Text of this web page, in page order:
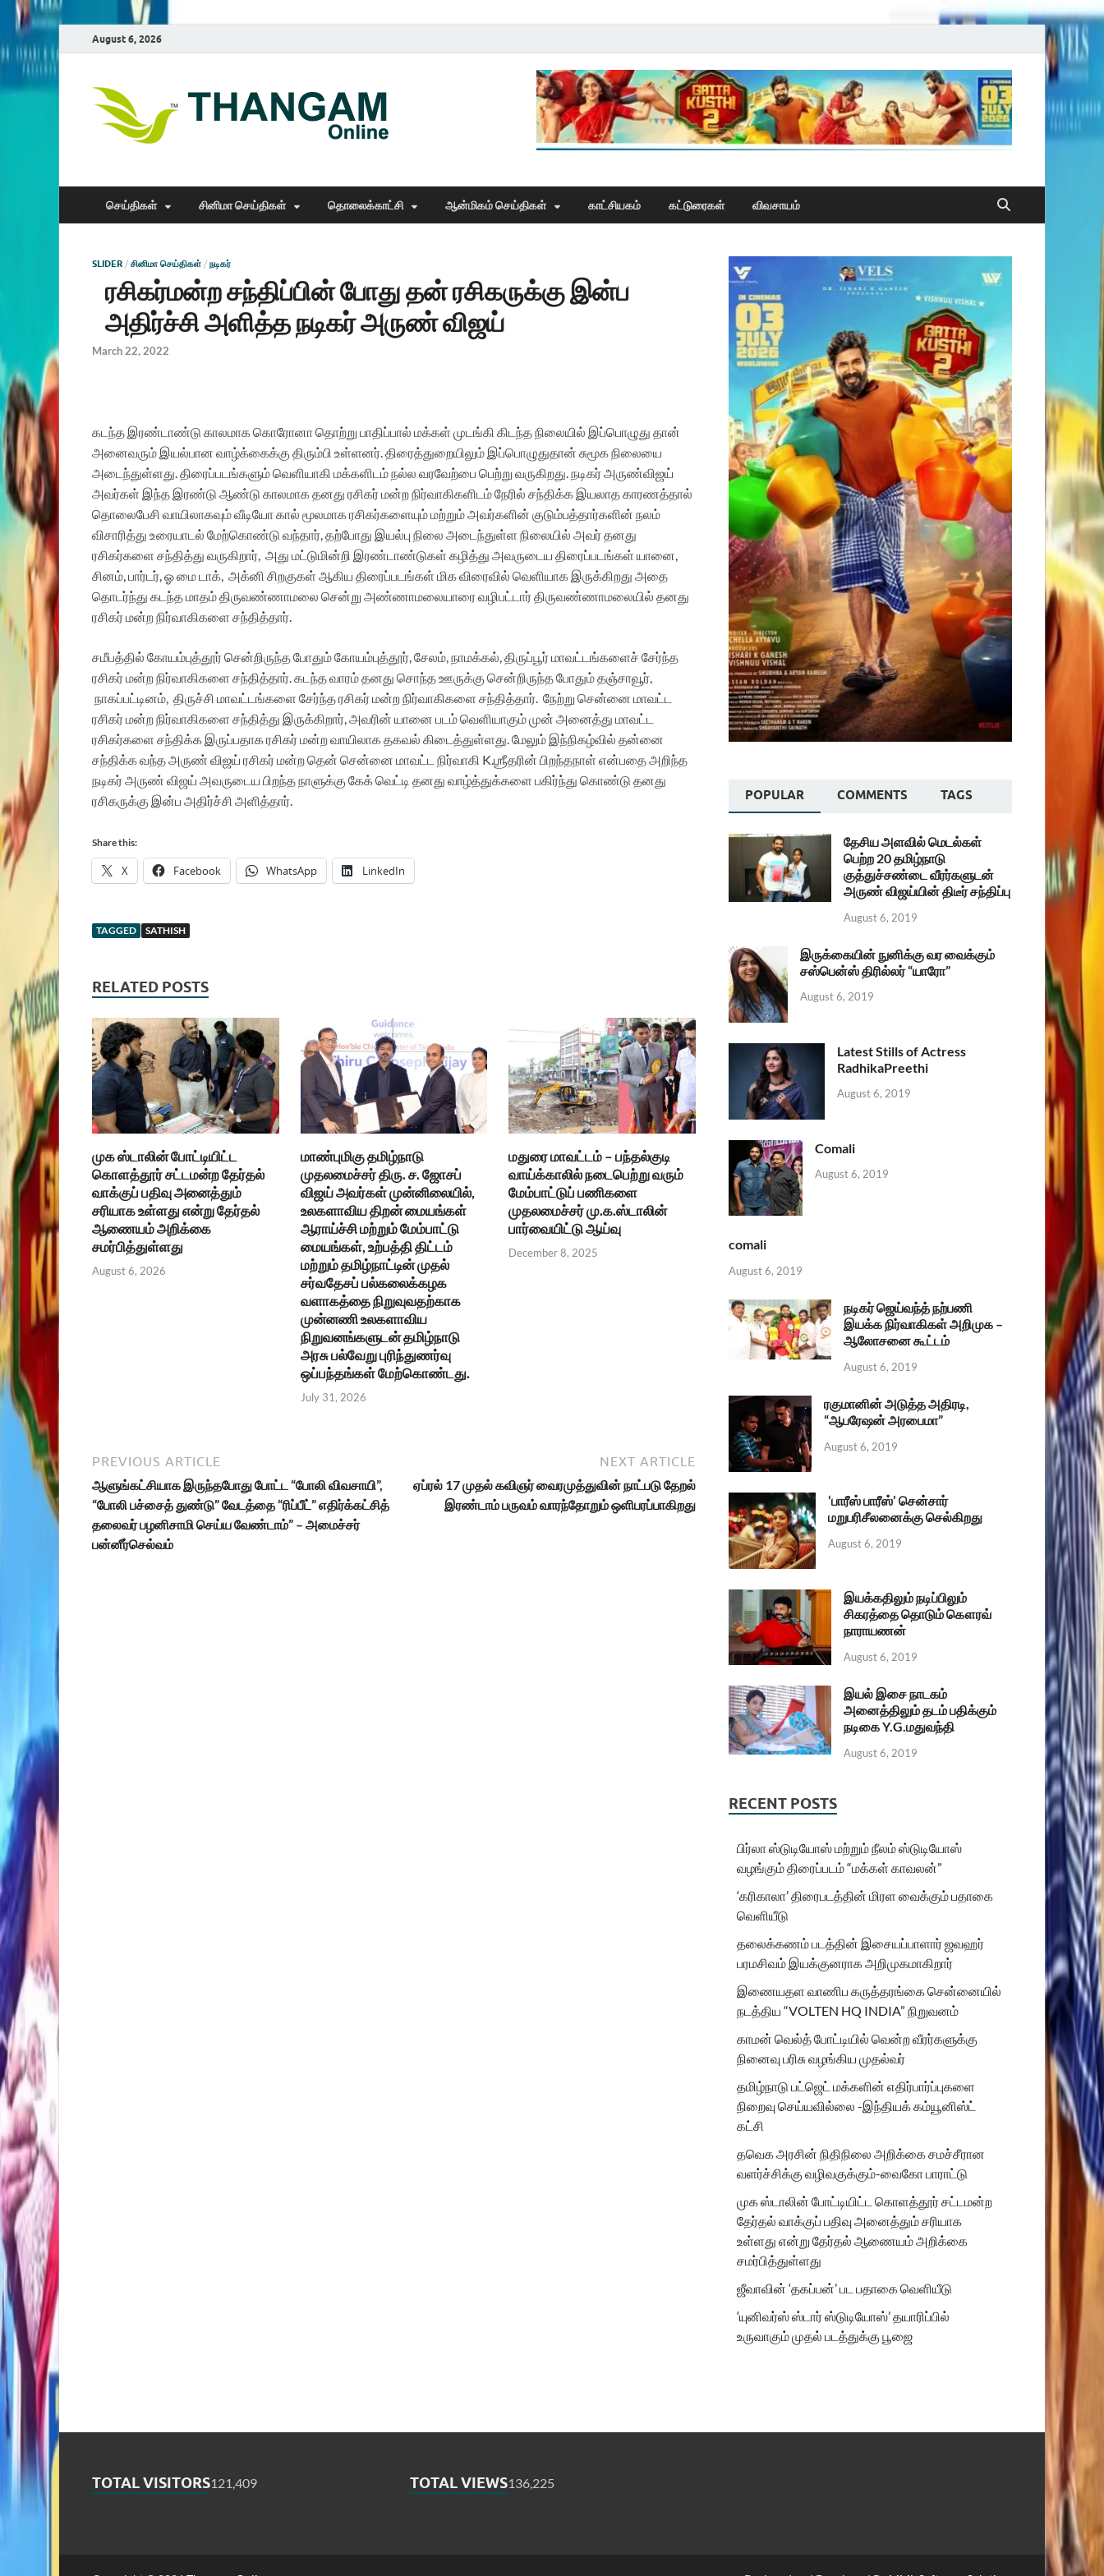
August 6, 2026
Thangam Online
செய்திகள் சினிமா செய்திகள் தொலைக்காட்சி ஆன்மிகம் செய்திகள் காட்சியகம் கட்டுரைகள் விவசாயம்
SLIDER / சினிமா செய்திகள் / நடிகர்
ரசிகர்மன்ற சந்திப்பின் போது தன் ரசிகருக்கு இன்ப
அதிர்ச்சி அளித்த நடிகர் அருண் விஜய்
March 22, 2022
கடந்த இரண்டாண்டு காலமாக கொரோனா தொற்று பாதிப்பால் மக்கள் முடங்கி கிடந்த நிலையில் இப்பொழுது தான்
அனைவரும் இயல்பான வாழ்க்கைக்கு திரும்பி உள்ளனர். திரைத்துறையிலும் இப்பொழுதுதான் சுமூக நிலையை
அடைந்துள்ளது. திரைப்படங்களும் வெளியாகி மக்களிடம் நல்ல வரவேற்பை பெற்று வருகிறது.நடிகர் அருண்விஜய்
அவர்கள் இந்த இரண்டு ஆண்டு காலமாக தனது ரசிகர் மன்ற நிர்வாகிகளிடம் நேரில் சந்திக்க இயலாத காரணத்தால்
தொலைபேசி வாயிலாகவும் வீடியோ கால் மூலமாக ரசிகர்களையும் மற்றும் அவர்களின் குடும்பத்தார்களின் நலம்
விசாரித்து உரையாடல் மேற்கொண்டு வந்தார், தற்போது இயல்பு நிலை அடைந்துள்ள நிலையில் அவர் தனது
ரசிகர்களை சந்தித்து வருகிறார், அது மட்டுமின்றி இரண்டாண்டுகள் கழித்து அவருடைய திரைப்படங்கள் யானை,
சினம், பார்டர், ஓ மை டாக், அக்னி சிறகுகள் ஆகிய திரைப்படங்கள் மிக விரைவில் வெளியாக இருக்கிறது அதை
தொடர்ந்து கடந்த மாதம் திருவண்ணாமலை சென்று அண்ணாமலையாரை வழிபட்டார் திருவண்ணாமலையில் தனது
ரசிகர் மன்ற நிர்வாகிகளை சந்தித்தார்.
சமீபத்தில் கோயம்புத்தூர் சென்றிருந்த போதும் கோயம்புத்தூர், சேலம், நாமக்கல், திருப்பூர் மாவட்டங்களைச் சேர்ந்த
ரசிகர் மன்ற நிர்வாகிகளை சந்தித்தார். கடந்த வாரம் தனது சொந்த ஊருக்கு சென்றிருந்த போதும் தஞ்சாவூர்,
நாகப்பட்டினம், திருச்சி மாவட்டங்களை சேர்ந்த ரசிகர் மன்ற நிர்வாகிகளை சந்தித்தார். நேற்று சென்னை மாவட்ட
ரசிகர் மன்ற நிர்வாகிகளை சந்தித்து இருக்கிறார், அவரின் யானை படம் வெளியாகும் முன் அனைத்து மாவட்ட
ரசிகர்களை சந்திக்க இருப்பதாக ரசிகர் மன்ற வாயிலாக தகவல் கிடைத்துள்ளது. மேலும் இந்நிகழ்வில் தன்னை
சந்திக்க வந்த அருண் விஜய் ரசிகர் மன்ற தென் சென்னை மாவட்ட நிர்வாகி K.ஶ்ரீதரின் பிறந்தநாள் என்பதை அறிந்த
நடிகர் அருண் விஜய் அவருடைய பிறந்த நாளுக்கு கேக் வெட்டி தனது வாழ்த்துக்களை பகிர்ந்து கொண்டு தனது
ரசிகருக்கு இன்ப அதிர்ச்சி அளித்தார்.
Share this:
X Facebook WhatsApp LinkedIn
TAGGED SATHISH
RELATED POSTS
முக ஸ்டாலின் போட்டியிட்ட
கொளத்தூர் சட்டமன்ற தேர்தல்
வாக்குப் பதிவு அனைத்தும்
சரியாக உள்ளது என்று தேர்தல்
ஆணையம் அறிக்கை
சமர்பித்துள்ளது
August 6, 2026
மாண்புமிகு தமிழ்நாடு
முதலமைச்சர் திரு. ச. ஜோசப்
விஜய் அவர்கள் முன்னிலையில்,
உலகளாவிய திறன் மையங்கள்
ஆராய்ச்சி மற்றும் மேம்பாட்டு
மையங்கள், உற்பத்தி திட்டம்
மற்றும் தமிழ்நாட்டின் முதல்
சர்வதேசப் பல்கலைக்கழக
வளாகத்தை நிறுவுவதற்காக
முன்னணி உலகளாவிய
நிறுவனங்களுடன் தமிழ்நாடு
அரசு பல்வேறு புரிந்துணர்வு
ஒப்பந்தங்கள் மேற்கொண்டது.
July 31, 2026
மதுரை மாவட்டம் – பந்தல்குடி
வாய்க்காலில் நடைபெற்று வரும்
மேம்பாட்டுப் பணிகளை
முதலமைச்சர் மு.க.ஸ்டாலின்
பார்வையிட்டு ஆய்வு
December 8, 2025
PREVIOUS ARTICLE
ஆளுங்கட்சியாக இருந்தபோது போட்ட “போலி விவசாயி”,
“போலி பச்சைத் துண்டு” வேடத்தை “ரிப்பீட்” எதிர்க்கட்சித்
தலைவர் பழனிசாமி செய்ய வேண்டாம்” – அமைச்சர்
பன்னீர்செல்வம்
NEXT ARTICLE
ஏப்ரல் 17 முதல் கவிஞர் வைரமுத்துவின் நாட்படு தேறல்
இரண்டாம் பருவம் வாரந்தோறும் ஒளிபரப்பாகிறது
POPULAR COMMENTS TAGS
தேசிய அளவில் மெடல்கள்
பெற்ற 20 தமிழ்நாடு
குத்துச்சண்டை வீரர்களுடன்
அருண் விஜய்யின் திடீர் சந்திப்பு
August 6, 2019
இருக்கையின் நுனிக்கு வர வைக்கும்
சஸ்பென்ஸ் திரில்லர் “யாரோ”
August 6, 2019
Latest Stills of Actress
RadhikaPreethi
August 6, 2019
Comali
August 6, 2019
comali
August 6, 2019
நடிகர் ஜெய்வந்த் நற்பணி
இயக்க நிர்வாகிகள் அறிமுக –
ஆலோசனை கூட்டம்
August 6, 2019
ரகுமானின் அடுத்த அதிரடி,
“ஆபரேஷன் அரபைமா”
August 6, 2019
‘பாரீஸ் பாரீஸ்’ சென்சார்
மறுபரிசீலனைக்கு செல்கிறது
August 6, 2019
இயக்கதிலும் நடிப்பிலும்
சிகரத்தை தொடும் கௌரவ்
நாராயணன்
August 6, 2019
இயல் இசை நாடகம்
அனைத்திலும் தடம் பதிக்கும்
நடிகை Y.G.மதுவந்தி
August 6, 2019
RECENT POSTS
பிர்லா ஸ்டுடியோஸ் மற்றும் நீலம் ஸ்டுடியோஸ்
வழங்கும் திரைப்படம் “மக்கள் காவலன்”
‘கரிகாலா’ திரைபடத்தின் மிரள வைக்கும் பதாகை
வெளியீடு
தலைக்கணம் படத்தின் இசையப்பாளார் ஜவஹர்
பரமசிவம் இயக்குனராக அறிமுகமாகிறார்
இணையதள வாணிப கருத்தரங்கை சென்னையில்
நடத்திய “VOLTEN HQ INDIA” நிறுவனம்
காமன் வெல்த் போட்டியில் வென்ற வீரர்களுக்கு
நினைவு பரிசு வழங்கிய முதல்வர்
தமிழ்நாடு பட்ஜெட் மக்களின் எதிர்பார்ப்புகளை
நிறைவு செய்யவில்லை -இந்தியக் கம்யூனிஸ்ட்
கட்சி
தவெக அரசின் நிதிநிலை அறிக்கை சமச்சீரான
வளர்ச்சிக்கு வழிவகுக்கும்-வைகோ பாராட்டு
முக ஸ்டாலின் போட்டியிட்ட கொளத்தூர் சட்டமன்ற
தேர்தல் வாக்குப் பதிவு அனைத்தும் சரியாக
உள்ளது என்று தேர்தல் ஆணையம் அறிக்கை
சமர்பித்துள்ளது
ஜீவாவின் ‘தகப்பன்’ பட பதாகை வெளியீடு
‘யுனிவர்ஸ் ஸ்டார் ஸ்டுடியோஸ்’ தயாரிப்பில்
உருவாகும் முதல் படத்துக்கு பூஜை
TOTAL VISITORS121,409 TOTAL VIEWS136,225